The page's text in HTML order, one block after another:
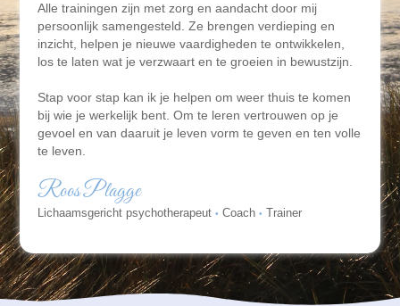
Alle trainingen zijn met zorg en aandacht door mij
persoonlijk samengesteld. Ze brengen verdieping en
inzicht, helpen je nieuwe vaardigheden te ontwikkelen,
los te laten wat je verzwaart en te groeien in bewustzijn.
Stap voor stap kan ik je helpen om weer thuis te komen
bij wie je werkelijk bent. Om te leren vertrouwen op je
gevoel en van daaruit je leven vorm te geven en ten volle
te leven.
Roos Plagge
Lichaamsgericht psychotherapeut • Coach • Trainer